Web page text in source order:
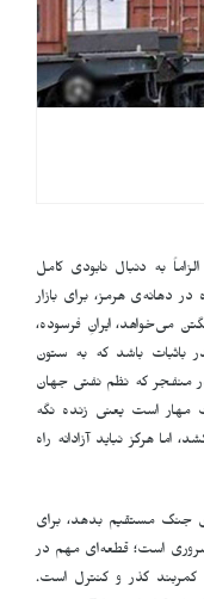
به دنبال نابودی کامل
دهانه‌ی هرمز، برای بازار
می‌خواهد، ایرانِ فرسوده،
باثبات باشد که به ستون
منفجر که نظم نفتی جهان
است یعنی زنده نگه
هرگز نباید آزادانه راه
جنگ مستقیم بدهد، برای
ضروری است؛ قطعه‌ای مهم در
کمربند گذر و کنترل است.